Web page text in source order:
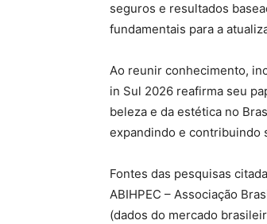
seguros e resultados
fundamentais para a
Ao reunir conhecimento,
in Sul 2026 reafirma seu
beleza e da estética no
expandindo e contribuindo
Fontes das pesquisas
ABIHPEC – Associação
(dados do mercado